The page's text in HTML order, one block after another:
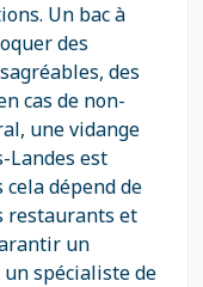
Un bac à
des
des
cas de non-
une vidange
Landes est
dépend de
restaurants et
un
spécialiste de